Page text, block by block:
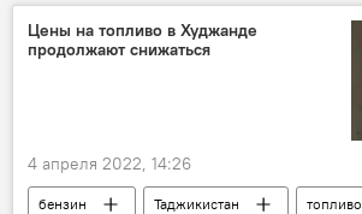
Цены на топливо в Худжанде
продолжают снижаться
4 апреля 2022, 14:26
бензин Таджикистан
топливо